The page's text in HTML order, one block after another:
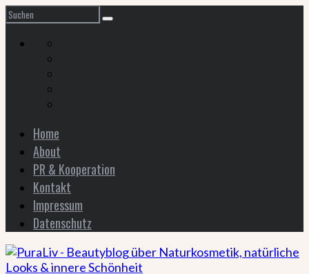
Home
About
PR & Kooperation
Kontakt
Impressum
Datenschutz